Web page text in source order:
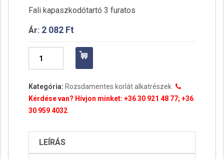
Fali kapaszkodótartó 3 furatos
Ár: 2 082 Ft
furatos
42,4
mm-
csőhöz
Kategória: Rozsdamentes korlát alkatrészek
Kérdése van? Hívjon minket: +36 30 921 48 77; +36
30 959 4032
LEÍRÁS